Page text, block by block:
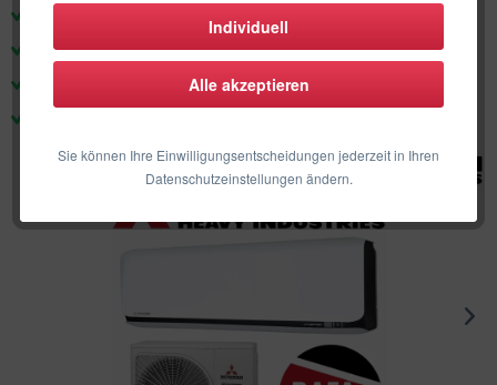
Individuell
Alle akzeptieren
Sie können Ihre Einwilligungsentscheidungen jederzeit in Ihren
Datenschutzeinstellungen ändern.
zertifizierte Techniker & Support
Produkte für den deutschen Markt
100% Herstellergarantie